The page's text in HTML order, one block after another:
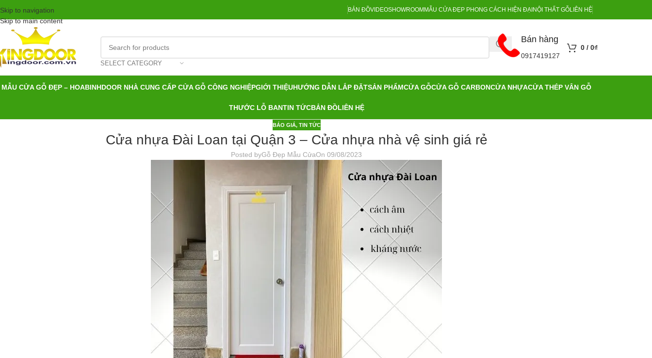
Skip to navigation
Skip to main content
BẢN ĐỒVIDEOSHOWROOM MẪU CỬA ĐẸP PHONG CÁCH HIỆN ĐẠI NỘI THẤT GỖLIÊN HỆ
SELECT CATEGORY
Bán hàng
0917419127
0 / 0₫
MẪU CỬA GỖ ĐẸP – HOABINHDOOR NHÀ CUNG CẤP CỬA GỖ CÔNG NGHIỆPGIỚI THIỆUHƯỚNG DẪN LẮP ĐẶTSẢN PHẨMCỬA GỖCỬA GỖ CARBONCỬA NHỰACỬA THÉP VÂN GỖ
THƯỚC LỖ BANTIN TỨCBẢN ĐỒLIÊN HỆ
BÁO GIÁ, TIN TỨC
Cửa nhựa Đài Loan tại Quận 3 – Cửa nhựa nhà vệ sinh giá rẻ
Posted byGỗ Đẹp Mẫu CửaOn 09/08/2023